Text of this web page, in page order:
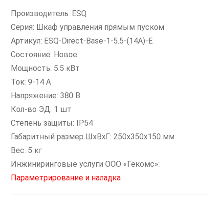
Производитель: ESQ
Серия: Шкаф управления прямым пуском
Артикул: ESQ-Direct-Base-1-5.5-(14А)-E
Состояние: Новое
Мощность: 5.5 кВт
Ток: 9-14 А
Напряжение: 380 В
Кол-во ЭД: 1 шт
Степень защиты: IP54
Габаритный размер ШхВхГ: 250x350x150 мм
Вес: 5 кг
Инжиниринговые услуги ООО «Гекомс»:
Параметрирование и наладка